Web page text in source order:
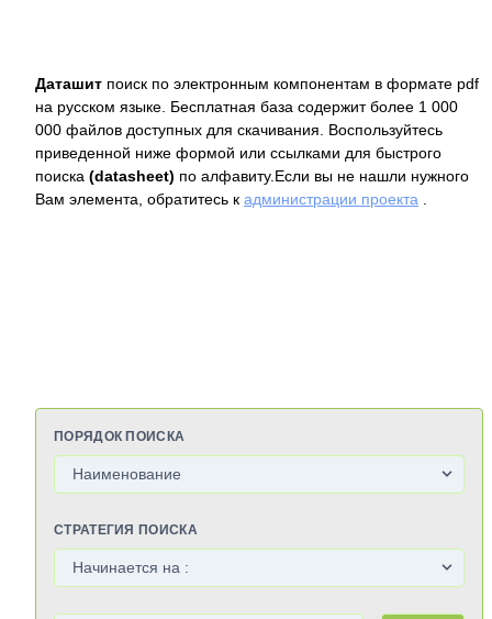
Даташит поиск по электронным компонентам в формате pdf
на русском языке. Бесплатная база содержит более 1 000
000 файлов доступных для скачивания. Воспользуйтесь
приведенной ниже формой или ссылками для быстрого
поиска (datasheet) по алфавиту.Если вы не нашли нужного
Вам элемента, обратитесь к администрации проекта
ПОРЯДОК ПОИСКА
СТРАТЕГИЯ ПОИСКА